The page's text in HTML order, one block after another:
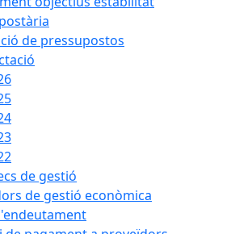
de pressupostos
de gestió
de gestió econòmica